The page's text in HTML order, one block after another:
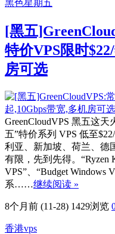
黑色星期五
[黑五
特价VPS限时
房可选
GreenCloudVPS 黑五这
五”特价系列 VPS 低至
利亚、新加坡、荷兰、德
有限，先到先得。“Ryzen
VPS”、“Budget Windows
系……继续阅读 »
8个月前 (11-28) 1429浏览
香港vps